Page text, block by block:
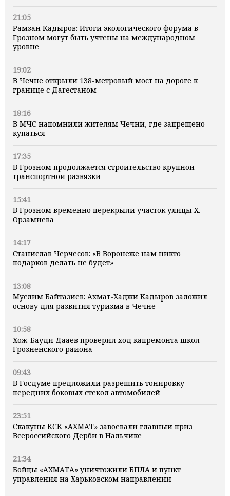
21:05
Рамзан Кадыров: Итоги экологического форума в
Грозном могут быть учтены на международном
уровне
19:02
В Чечне открыли 138-метровый мост на дороге к
границе с Дагестаном
18:16
В МЧС напомнили жителям Чечни, где запрещено
купаться
17:35
В Грозном продолжается строительство крупной
транспортной развязки
15:41
В Грозном временно перекрыли участок улицы Х.
Орзамиева
14:17
Станислав Черчесов: «В Воронеже нам никто
подарков делать не будет»
13:08
Муслим Байтазиев: Ахмат-Хаджи Кадыров заложил
основу для развития туризма в Чечне
10:58
Хож-Бауди Дааев проверил ход капремонта школ
Грозненского района
09:43
В Госдуме предложили разрешить тонировку
передних боковых стекол автомобилей
23:51
Скакуны КСК «АХМАТ» завоевали главный приз
Всероссийского Дерби в Нальчике
21:34
Бойцы «АХМАТА» уничтожили БПЛА и пункт
управления на Харьковском направлении